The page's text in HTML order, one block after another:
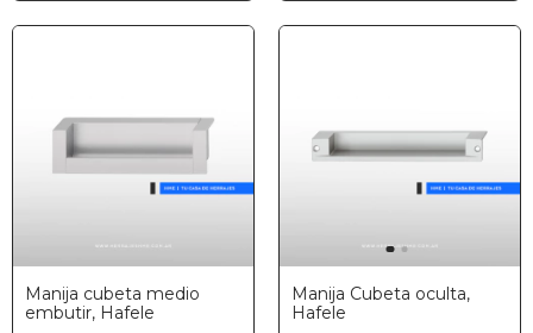
Manija cubeta medio
embutir, Hafele
Manija Cubeta oculta,
Hafele